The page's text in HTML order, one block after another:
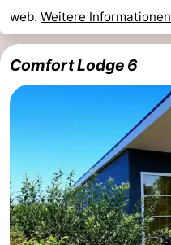
web. Weitere Informationen
Comfort Lodge 6